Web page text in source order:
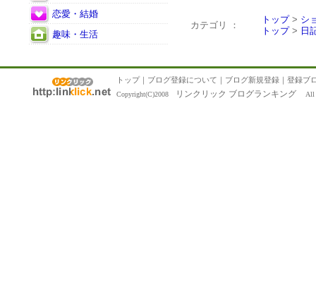
恋愛・結婚
趣味・生活
カテゴリ ：
トップ> シ
トップ> 日
トップ｜ ブログ登録について ｜ ブログ新規登録 ｜ 登録ブ
Copyright(C)2008 リンクリック ブログランキング All